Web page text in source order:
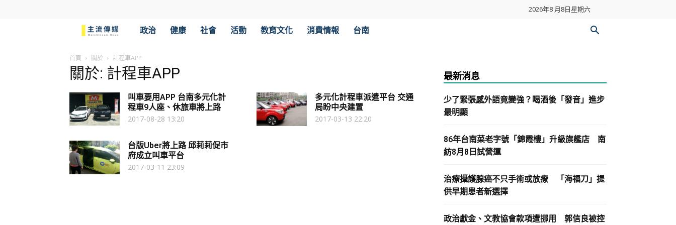
2026年8 月8日星期六
流
傳
媒
政治 健康 社會 活動 教育文化 消費情報 台南
首頁 關於 計程車APP
關於: 計程車APP
叫車要用APP 台南多元化計
程車9人座、休旅車將上路
2017-08-28 13:20
多元化計程車派遣平台 交通
局盼中央建置
2017-03-13 22:20
台版Uber將上路 邱莉莉促市
府成立叫車平台
2017-03-11 23:09
最新消息
少了緊張感外語竟變強？喝酒後「發音」進步
最明顯
86年台南菜老字號「錦霞樓」升級旗艦店 南
紡8月8日試營運
治療攝護腺癌不只手術或放療 「海福刀」提
供早期患者新選擇
政治獻金、文教協會款項遭挪用 郭信良被控